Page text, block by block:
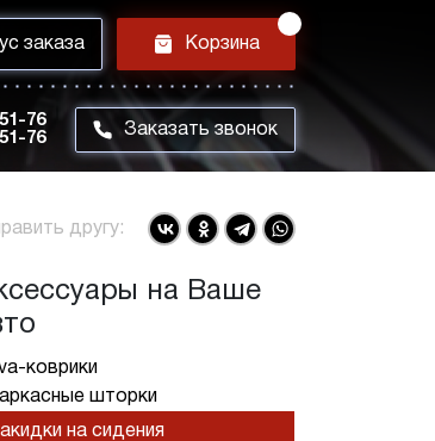
заказа h Корзина
76
76
m Заказать звонок
другу:
на Ваше
коврики
шторки
на сидения